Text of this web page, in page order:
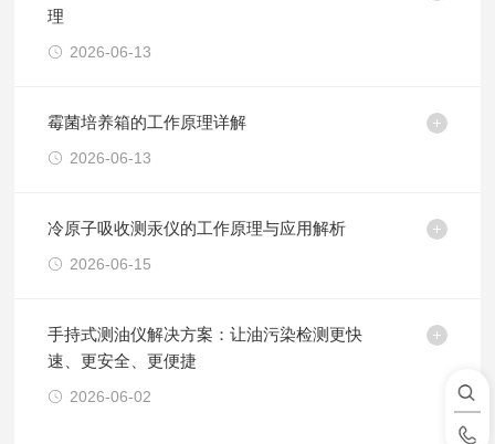
理
2026-06-13
霉菌培养箱的工作原理详解
2026-06-13
冷原子吸收测汞仪的工作原理与应用解析
2026-06-15
手持式测油仪解决方案：让油污染检测更快
速、更安全、更便捷
2026-06-02